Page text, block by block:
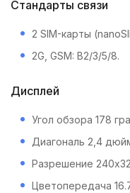
Стандарты связи
2 SIM-карты
2G, GSM: B2/3/5/8.
Дисплей
Угол обзора 178
Диагональ 2,4
Разрешение
Цветопередача